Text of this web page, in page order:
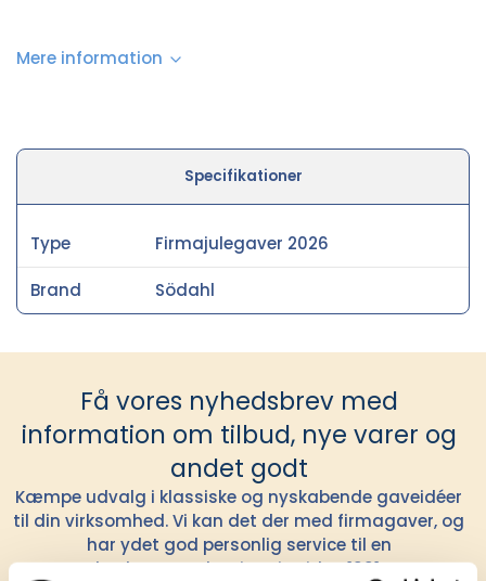
Mere information
Specifikationer
Type Firmajulegaver 2026
Brand Södahl
Få vores nyhedsbrev med
information om tilbud, nye varer og
andet godt
Kæmpe udvalg i klassiske og nyskabende gaveidéer
til din virksomhed. Vi kan det der med firmagaver, og
har ydet god personlig service til en
konkurrencedygtig pris siden 1991.